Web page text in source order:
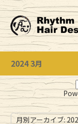
2024 3月
月別アーカイブ: